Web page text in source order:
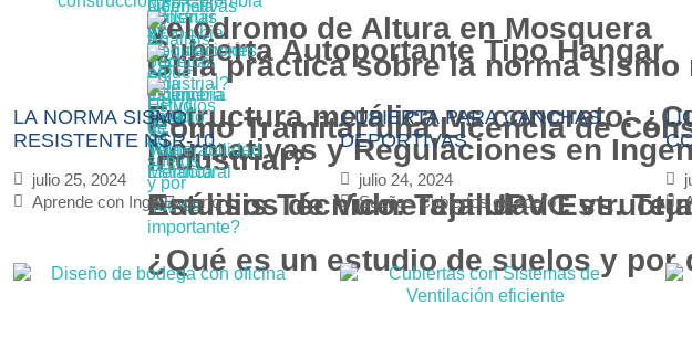
Estructura metálica vs concreto:
industrial?
Guía práctica sobre la norma
Velodromo de Altura en Mosquera
Cómo Tramitar una Licencia de
Cubierta Autoportante Tipo Hangar
Normativas y Regulaciones en
Análisis Técnico: Teja UPVC vs.
¿Qué es un estudio de suelos y por
Estudios de Vulnerabilidad
LA NORMA SISMO
RESISTENTE NSR-10
julio 25, 2024
Aprende con Inge Experto
CUBIERTA PARA CANCHAS
DEPORTIVAS
julio 24, 2024
Sueños Cubiertos de acero